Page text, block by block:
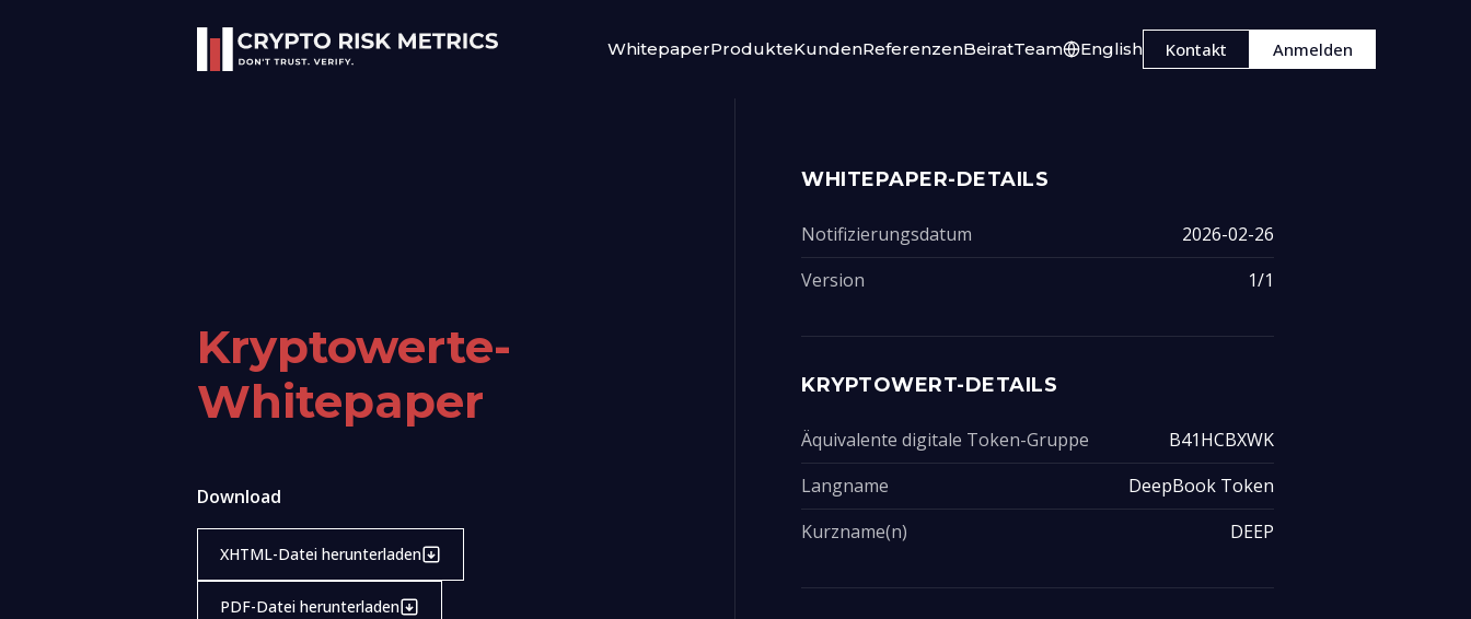
WhitepaperProdukteKundenReferenzenBeiratTeam English Kontakt Anmelden
Kryptowerte-
Whitepaper
Download
XHTML-Datei herunterladen
PDF-Datei herunterladen
WHITEPAPER-DETAILS
Notifizierungsdatum
2026-02-26
Version
1/1
KRYPTOWERT-DETAILS
Äquivalente digitale Token-Gruppe
B41HCBXWK
Langname
DeepBook Token
Kurzname(n)
DEEP